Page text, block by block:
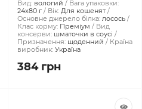
Вид: вологий
Вага упаковки:
24x80 г
Вік: Для кошенят
Основне джерело білка: лосось
Клас корму: Преміум
Вид
консерви: шматочки в соусі
Призначення: щоденний
Країна
виробник: Україна
384 грн